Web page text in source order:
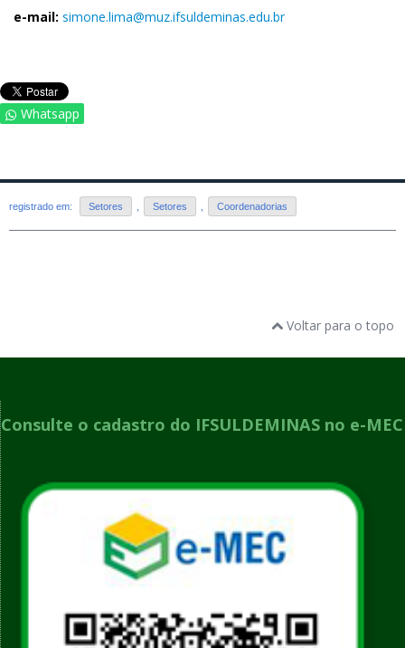
e-mail: simone.lima@muz.ifsuldeminas.edu.br
Whatsapp
registrado em: Setores Setores Coordenadorias
Voltar para o topo
Consulte o cadastro do IFSULDEMINAS no e-MEC